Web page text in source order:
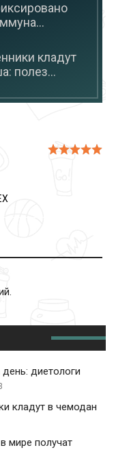
кладут
полез...
диетологи
кладут в чемодан
мире получат